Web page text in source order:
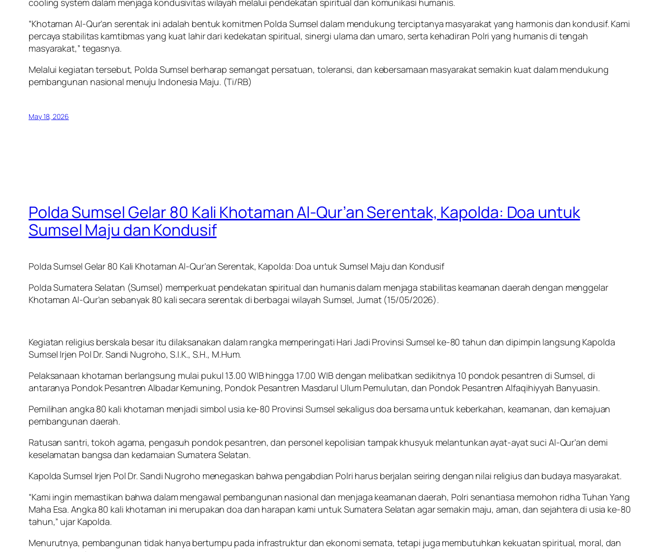
cooling system dalam menjaga kondusivitas wilayah melalui pendekatan spiritual dan komunikasi humanis.
“Khotaman Al-Qur’an serentak ini adalah bentuk komitmen Polda Sumsel dalam mendukung terciptanya masyarakat yang harmonis dan kondusif. Kami
percaya stabilitas kamtibmas yang kuat lahir dari kedekatan spiritual, sinergi ulama dan umaro, serta kehadiran Polri yang humanis di tengah
masyarakat,” tegasnya.
Melalui kegiatan tersebut, Polda Sumsel berharap semangat persatuan, toleransi, dan kebersamaan masyarakat semakin kuat dalam mendukung
pembangunan nasional menuju Indonesia Maju. (Ti/RB)
May 18, 2026
Polda Sumsel Gelar 80 Kali Khotaman Al-Qur’an Serentak, Kapolda: Doa untuk
Sumsel Maju dan Kondusif
Polda Sumsel Gelar 80 Kali Khotaman Al-Qur’an Serentak, Kapolda: Doa untuk Sumsel Maju dan Kondusif
Polda Sumatera Selatan (Sumsel) memperkuat pendekatan spiritual dan humanis dalam menjaga stabilitas keamanan daerah dengan menggelar
Khotaman Al-Qur’an sebanyak 80 kali secara serentak di berbagai wilayah Sumsel, Jumat (15/05/2026).
Kegiatan religius berskala besar itu dilaksanakan dalam rangka memperingati Hari Jadi Provinsi Sumsel ke-80 tahun dan dipimpin langsung Kapolda
Sumsel Irjen Pol Dr. Sandi Nugroho, S.I.K., S.H., M.Hum.
Pelaksanaan khotaman berlangsung mulai pukul 13.00 WIB hingga 17.00 WIB dengan melibatkan sedikitnya 10 pondok pesantren di Sumsel, di
antaranya Pondok Pesantren Albadar Kemuning, Pondok Pesantren Masdarul Ulum Pemulutan, dan Pondok Pesantren Alfaqihiyyah Banyuasin.
Pemilihan angka 80 kali khotaman menjadi simbol usia ke-80 Provinsi Sumsel sekaligus doa bersama untuk keberkahan, keamanan, dan kemajuan
pembangunan daerah.
Ratusan santri, tokoh agama, pengasuh pondok pesantren, dan personel kepolisian tampak khusyuk melantunkan ayat-ayat suci Al-Qur’an demi
keselamatan bangsa dan kedamaian Sumatera Selatan.
Kapolda Sumsel Irjen Pol Dr. Sandi Nugroho menegaskan bahwa pengabdian Polri harus berjalan seiring dengan nilai religius dan budaya masyarakat.
“Kami ingin memastikan bahwa dalam mengawal pembangunan nasional dan menjaga keamanan daerah, Polri senantiasa memohon ridha Tuhan Yang
Maha Esa. Angka 80 kali khotaman ini merupakan doa dan harapan kami untuk Sumatera Selatan agar semakin maju, aman, dan sejahtera di usia ke-80
tahun,” ujar Kapolda.
Menurutnya, pembangunan tidak hanya bertumpu pada infrastruktur dan ekonomi semata, tetapi juga membutuhkan kekuatan spiritual, moral, dan